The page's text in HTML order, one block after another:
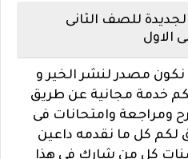
للصف الثانى
الاول
مصدر لنشر الخير و
خدمة مجانية عن طريق
ومراجعة وامتحانات فى
لكم كل ما نقدمه داعين
كل من شارك فى هذا